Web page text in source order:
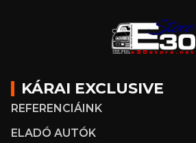
KÁRAI EXCLUSIVE
REFERENCIÁINK
ELADÓ AUTÓK